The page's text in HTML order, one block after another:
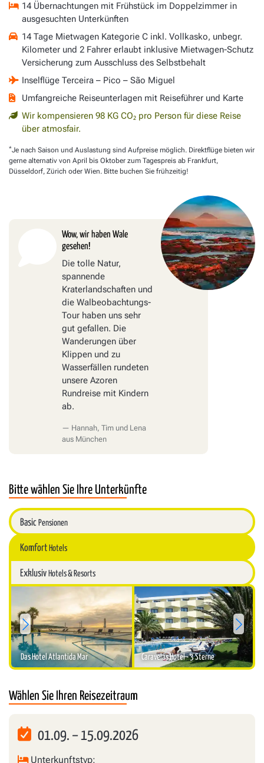
14 Übernachtungen mit Frühstück im Doppelzimmer in
ausgesuchten Unterkünften
14 Tage Mietwagen Kategorie C inkl. Vollkasko, unbegr.
Kilometer und 2 Fahrer erlaubt inklusive Mietwagen-Schutz
Versicherung zum Ausschluss des Selbstbehalt
Inselflüge Terceira – Pico – São Miguel
Umfangreiche Reiseunterlagen mit Reiseführer und Karte
Wir kompensieren 98 KG CO₂ pro Person für diese Reise
über atmosfair.
*Je nach Saison und Auslastung sind Aufpreise möglich. Direktflüge bieten wir
gerne alternativ von April bis Oktober zum Tagespreis ab Frankfurt,
Düsseldorf, Zürich oder Wien. Bitte buchen Sie frühzeitig!
Wow, wir haben Wale
gesehen!
Die tolle Natur,
spannende
Kraterlandschaften und
die Walbeobachtungs-
Tour haben uns sehr
gut gefallen. Die
Wanderungen über
Klippen und zu
Wasserfällen rundeten
unsere Azoren
Rundreise mit Kindern
ab.
Hannah, Tim und Lena
aus München
Bitte wählen Sie Ihre Unterkünfte
Basic Pensionen
Komfort Hotels
Exklusiv Hotels & Resorts
Das Hotel Atlantida MarSterne:4 Caravelas Hotel - 3 SterneSterne:
Wählen Sie Ihren Reisezeitraum
01.09. –15.09.2026
Unterkunftstyp: